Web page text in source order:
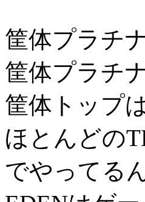
筐体プラチ
筐体プラチ
筐体トップ
ほとんどの
でやってる